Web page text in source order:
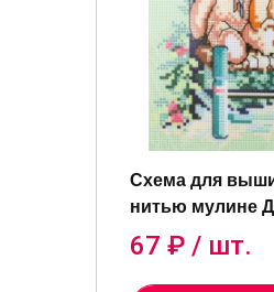
Схема для
нитью мулине
67 ₽ / шт.